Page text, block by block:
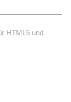
HTML5 und